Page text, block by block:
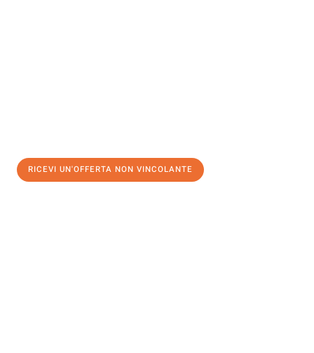
RICEVI UN'OFFERTA NON VINCOLANTE